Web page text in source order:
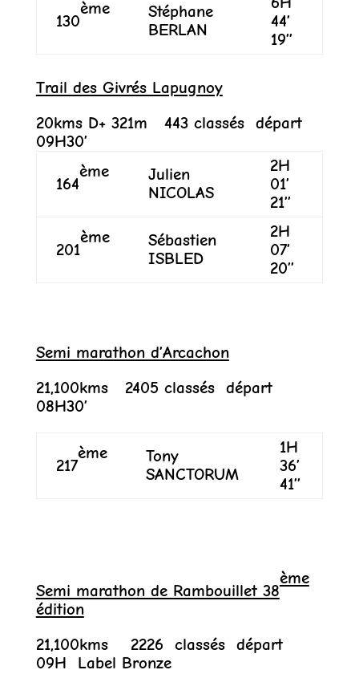
130
ème
Stéphane
BERLAN
44’
19’’
Trail des Givrés Lapugnoy
20kms D+ 321m 443 classés départ
09H30’
164
ème
Julien
NICOLAS
2H
01’
21’’
201
ème
Sébastien
ISBLED
2H
07’
20’’
Semi marathon d’Arcachon
21,100kms 2405 classés départ
08H30’
217
ème
Tony
SANCTORUM
1H
36’
41’’
Semi marathon de Rambouillet 38
ème
édition
21,100kms 2226 classés départ
09H Label Bronze